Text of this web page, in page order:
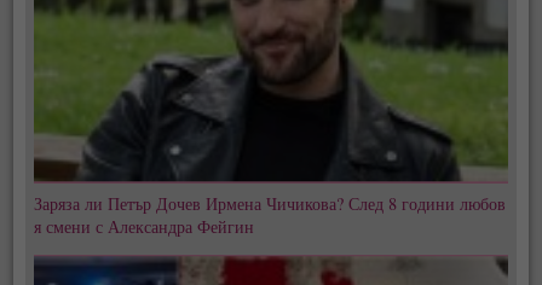
Заряза ли Петър Дочев Ирмена Чичикова? След 8 години любов
я смени с Александра Фейгин